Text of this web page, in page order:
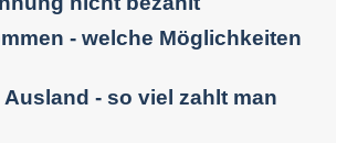
- welche Möglichkeiten
- so viel zahlt man